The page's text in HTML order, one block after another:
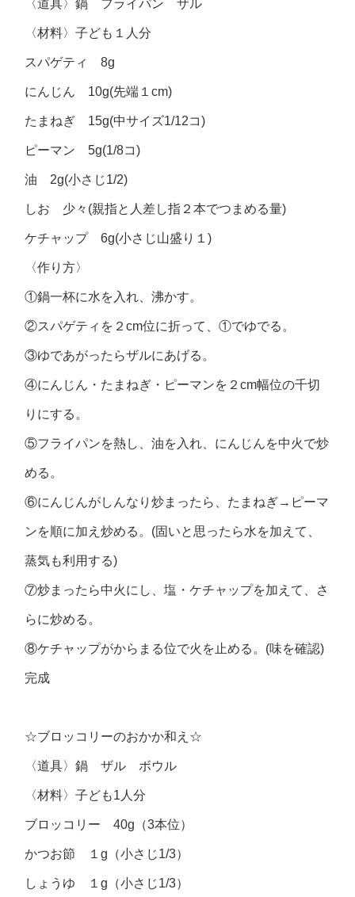
〈道具〉鍋 フライパン ザル
〈材料〉子ども１人分
スパゲティ 8g
にんじん 10g(先端１cm)
たまねぎ 15g(中サイズ1/12コ)
ピーマン 5g(1/8コ)
油 2g(小さじ1/2)
しお 少々(親指と人差し指２本でつまめる量)
ケチャップ 6g(小さじ山盛り１)
〈作り方〉
①鍋一杯に水を入れ、沸かす。
②スパゲティを２cm位に折って、①でゆでる。
③ゆであがったらザルにあげる。
④にんじん・たまねぎ・ピーマンを２cm幅位の千切
りにする。
⑤フライパンを熱し、油を入れ、にんじんを中火で炒
める。
⑥にんじんがしんなり炒まったら、たまねぎ→ピーマ
ンを順に加え炒める。(固いと思ったら水を加えて、
蒸気も利用する)
⑦炒まったら中火にし、塩・ケチャップを加えて、さ
らに炒める。
⑧ケチャップがからまる位で火を止める。(味を確認)
完成
☆ブロッコリーのおかか和え☆
〈道具〉鍋 ザル ボウル
〈材料〉子ども1人分
ブロッコリー 40g（3本位）
かつお節 １g（小さじ1/3）
しょうゆ １g（小さじ1/3）